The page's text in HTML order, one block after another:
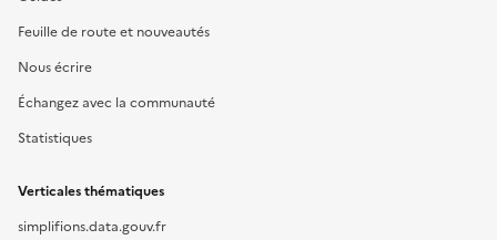
Feuille de route et nouveautés
Nous écrire
Échangez avec la communauté
Statistiques
Verticales thématiques
simplifions.data.gouv.fr